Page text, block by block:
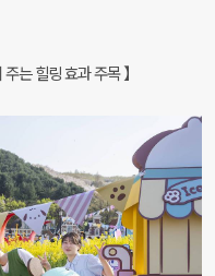
는 힐링 효과 주목 】